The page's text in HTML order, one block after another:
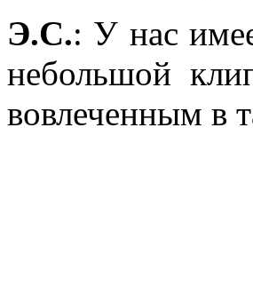
Э.С.: У нас
небольшой
вовлеченным в